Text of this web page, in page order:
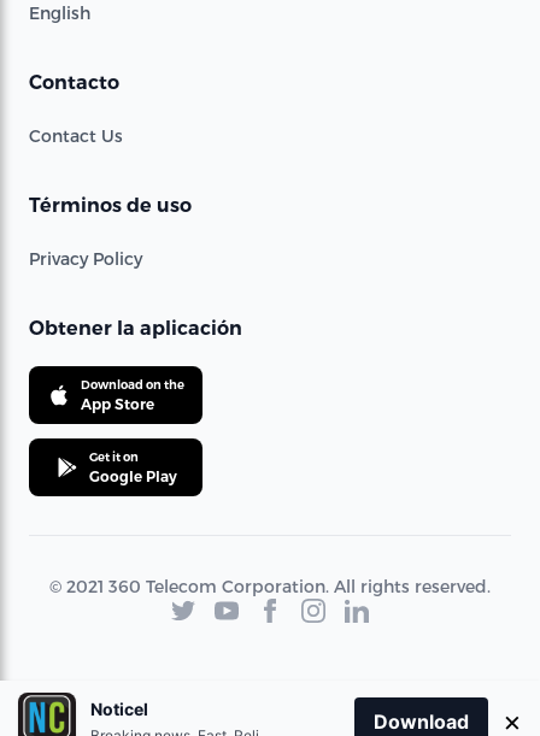
English
Contacto
Contact Us
Términos de uso
Privacy Policy
Obtener la aplicación
Download on the
App Store
Get it on
Google Play
© 2021 360 Telecom Corporation. All rights reserved.
Noticel
Download ×